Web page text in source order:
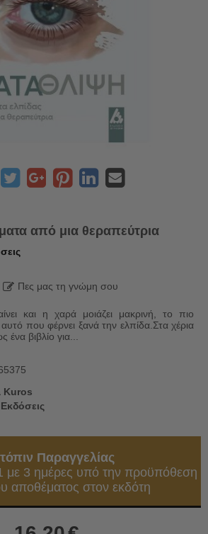
από μια θεραπεύτρια
Πες μας τη γνώμη σου
και η χαρά μοιάζει μακρινή, το πιο
που φέρνει ξανά την ελπίδα.Στα χέρια
βιβλίο για...
Kuros
Παραγγελίας
με 3 ημέρες υπό την προϋπόθεση
αποθέματος στον εκδότη